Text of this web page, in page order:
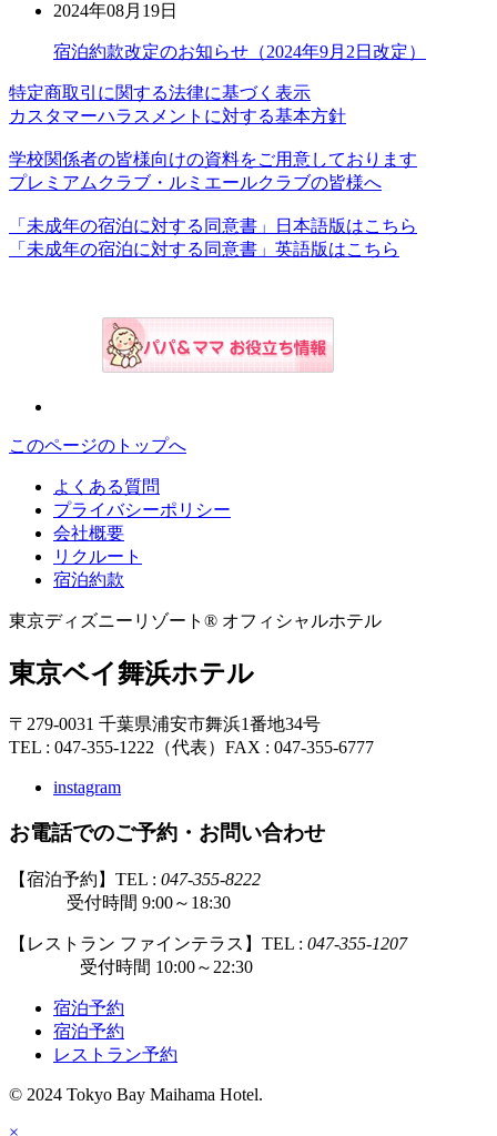
2024年08月19日
宿泊約款改定のお知らせ（2024年9月2日改定）
特定商取引に関する法律に基づく表示
カスタマーハラスメントに対する基本方針
学校関係者の皆様向けの資料をご用意しております
プレミアムクラブ・ルミエールクラブの皆様へ
「未成年の宿泊に対する同意書」日本語版はこちら
「未成年の宿泊に対する同意書」英語版はこちら
このページのトップへ
よくある質問
プライバシーポリシー
会社概要
リクルート
宿泊約款
東京ディズニーリゾート® オフィシャルホテル
東京ベイ舞浜ホテル
〒279-0031 千葉県浦安市舞浜1番地34号
TEL : 047-355-1222（代表） FAX : 047-355-6777
instagram
お電話でのご予約・お問い合わせ
【宿泊予約】TEL : 047-355-8222
受付時間 9:00～18:30
【レストラン ファインテラス】TEL : 047-355-1207
受付時間 10:00～22:30
宿泊予約
宿泊予約
レストラン予約
© 2024 Tokyo Bay Maihama Hotel.
×